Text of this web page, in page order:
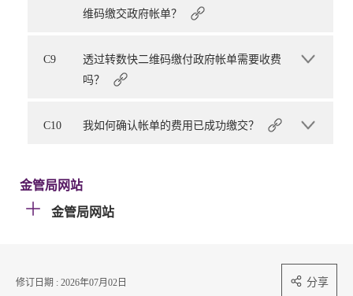
维码缴交政府帐单？
C9
透过转数快二维码缴付政府帐单需要收费
吗？
C10 我如何确认帐单的费用已成功缴交？
金管局网站
金管局网站
修订日期 : 2026年07月02日 分享